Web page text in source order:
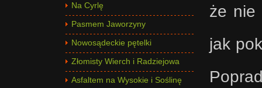
że nie
jak
Na Cyrlę
Pasmem Jaworzyny
Nowosądeckie pętelki
Złomisty Wierch i Radziejowa
Asfaltem na Wysokie i Soślinę